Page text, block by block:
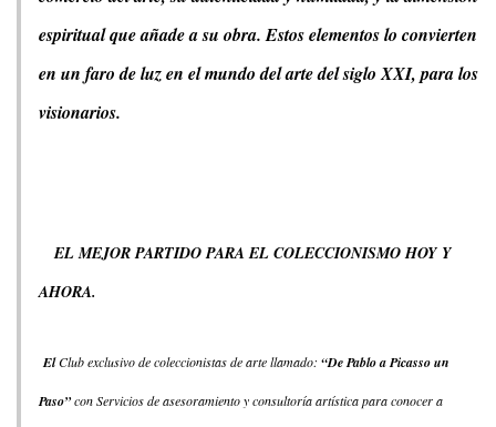
espiritual que añade a su obra. Estos elementos lo convierten
en un faro de luz en el mundo del arte del siglo XXI, para los
visionarios.
EL MEJOR PARTIDO PARA EL COLECCIONISMO HOY Y
AHORA.
ElClub exclusivo de coleccionistas de arte llamado: “De Pablo a Picasso un
Paso”con Servicios de asesoramiento y consultoría artística para conocer a